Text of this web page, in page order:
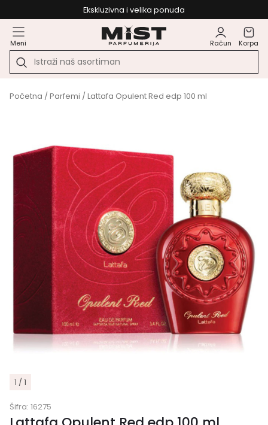
Ekskluzivna i velika ponuda
Meni Račun Korpa
Početna /Parfemi / Lattafa Opulent Red edp 100 ml
1 / 1
Šifra: 16275